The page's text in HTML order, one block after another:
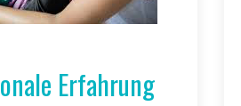
Erfahrung